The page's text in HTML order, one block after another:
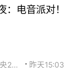
：电音派对！
长乐未央2015 昨天15:03